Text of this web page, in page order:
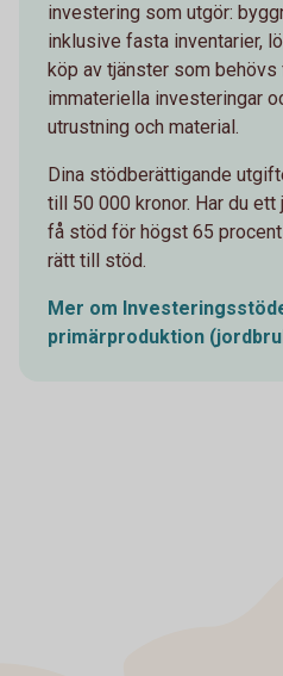
investering som utgör:
inklusive fasta inventarier,
köp av tjänster som
immateriella investeringar
utrustning och material.
Dina stödberättigande
till 50 000 kronor. Har du
få stöd för högst 65
rätt till stöd.
Mer om
primärproduktion